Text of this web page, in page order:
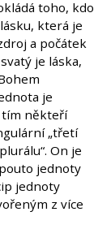
toho, kdo
která je
a počátek
je láska,
je
tím někteří
„třetí
On je
jednoty
jednoty
z více